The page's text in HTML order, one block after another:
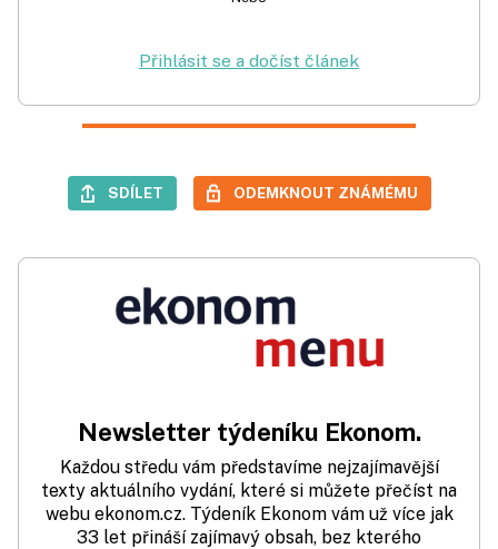
Přihlásit se a dočíst článek
SDÍLET ODEMKNOUT ZNÁMÉMU
Newsletter týdeníku Ekonom.
Každou středu vám představíme nejzajímavější
texty aktuálního vydání, které si můžete přečíst na
webu ekonom.cz. Týdeník Ekonom vám už více jak
33 let přináší zajímavý obsah, bez kterého